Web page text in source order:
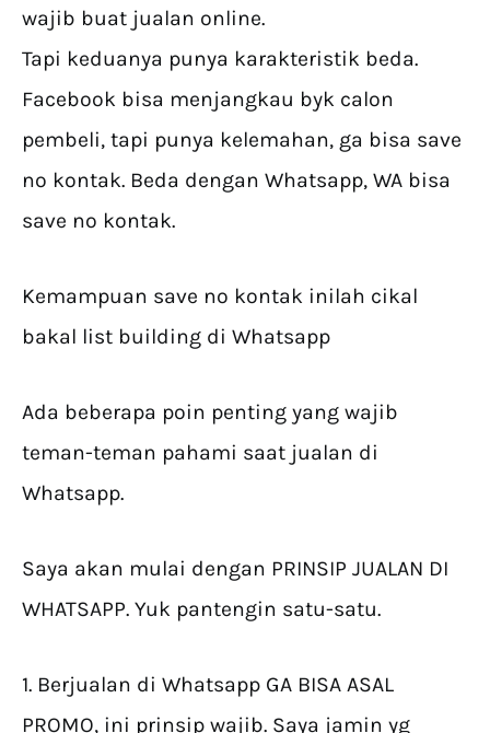
wajib buat jualan online.
Tapi keduanya punya karakteristik beda.
Facebook bisa menjangkau byk calon
pembeli, tapi punya kelemahan, ga bisa save
no kontak. Beda dengan Whatsapp, WA bisa
save no kontak.
Kemampuan save no kontak inilah cikal
bakal list building di Whatsapp
Ada beberapa poin penting yang wajib
teman-teman pahami saat jualan di
Whatsapp.
Saya akan mulai dengan PRINSIP JUALAN DI
WHATSAPP. Yuk pantengin satu-satu.
1. Berjualan di Whatsapp GA BISA ASAL
PROMO, ini prinsip wajib. Saya jamin yg